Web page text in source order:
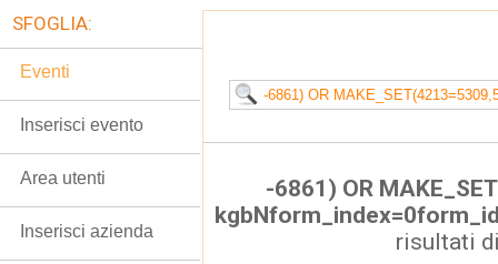
-6861) OR
risultati
SFOGLIA:
Eventi
Inserisci evento
Area utenti
Inserisci azienda